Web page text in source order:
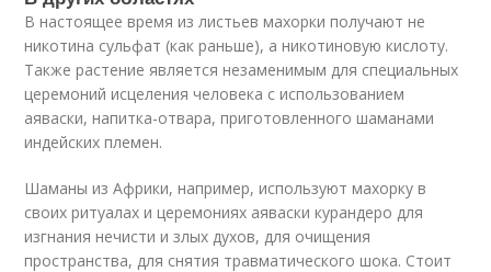
В настоящее время из листьев махорки получают не
никотина сульфат (как раньше), а никотиновую кислоту.
Также растение является незаменимым для специальных
церемоний исцеления человека с использованием
аяваски, напитка-отвара, приготовленного шаманами
индейских племен.
Шаманы из Африки, например, используют махорку в
своих ритуалах и церемониях аяваски курандеро для
изгнания нечисти и злых духов, для очищения
пространства, для снятия травматического шока. Стоит